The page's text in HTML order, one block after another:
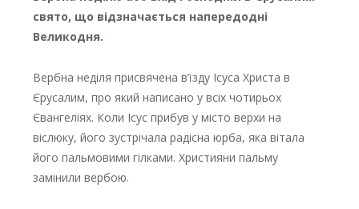
свято, що відзначається напередодні
Великодня.
Вербна неділя присвячена в’їзду Ісуса Христа в
Єрусалим, про який написано у всіх чотирьох
Євангеліях. Коли Ісус прибув у місто верхи на
віслюку, його зустрічала радісна юрба, яка вітала
його пальмовими гілками. Християни пальму
замінили вербою.